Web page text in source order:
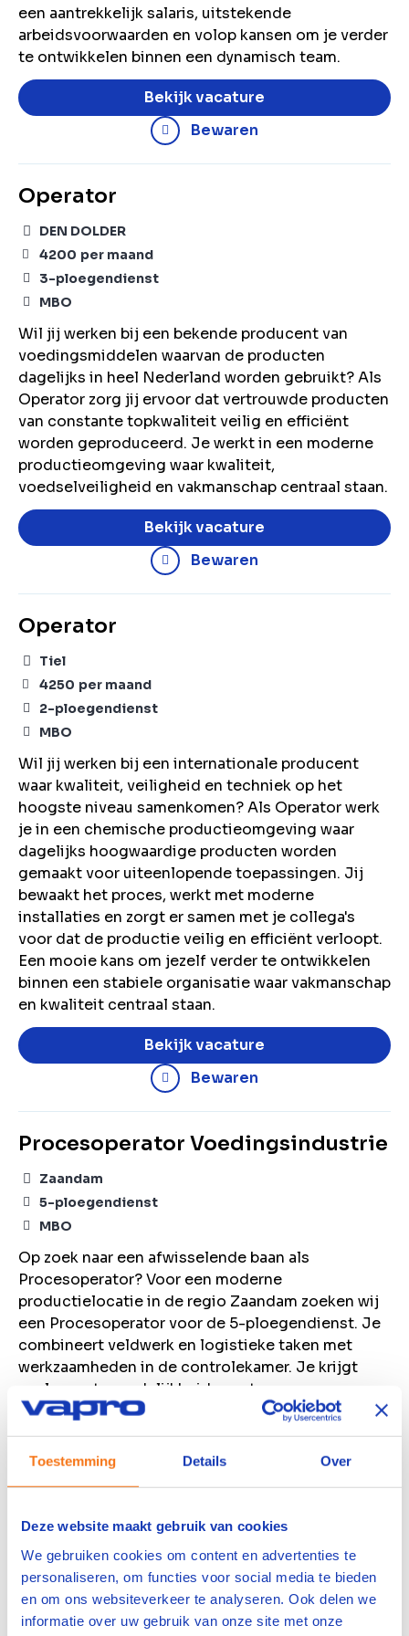
Toestemming Details Over
Deze website maakt gebruik van cookies
We gebruiken cookies om content en advertenties te
personaliseren, om functies voor social media te bieden
en om ons websiteverkeer te analyseren. Ook delen we
informatie over uw gebruik van onze site met onze
een aantrekkelijk salaris, uitstekende
arbeidsvoorwaarden en volop kansen om je verder
te ontwikkelen binnen een dynamisch team.
Bekijk vacature
Bewaren
Operator
DEN DOLDER
4200 per maand
3-ploegendienst
MBO
Wil jij werken bij een bekende producent van
voedingsmiddelen waarvan de producten
dagelijks in heel Nederland worden gebruikt? Als
Operator zorg jij ervoor dat vertrouwde producten
van constante topkwaliteit veilig en efficiënt
worden geproduceerd. Je werkt in een moderne
productieomgeving waar kwaliteit,
voedselveiligheid en vakmanschap centraal staan.
Bekijk vacature
Bewaren
Operator
Tiel
4250 per maand
2-ploegendienst
MBO
Wil jij werken bij een internationale producent
waar kwaliteit, veiligheid en techniek op het
hoogste niveau samenkomen? Als Operator werk
je in een chemische productieomgeving waar
dagelijks hoogwaardige producten worden
gemaakt voor uiteenlopende toepassingen. Jij
bewaakt het proces, werkt met moderne
installaties en zorgt er samen met je collega's
voor dat de productie veilig en efficiënt verloopt.
Een mooie kans om jezelf verder te ontwikkelen
binnen een stabiele organisatie waar vakmanschap
en kwaliteit centraal staan.
Bekijk vacature
Bewaren
Procesoperator Voedingsindustrie
Zaandam
5-ploegendienst
MBO
Op zoek naar een afwisselende baan als
Procesoperator? Voor een moderne
productielocatie in de regio Zaandam zoeken wij
een Procesoperator voor de 5-ploegendienst. Je
combineert veldwerk en logistieke taken met
werkzaamheden in de controlekamer. Je krijgt
veel verantwoordelijkheid, een team van ervaren
collega's om op terug te vallen en volop kansen
om jezelf breed te ontwikkelen.
Machine Operator
Farmsum
4000 per maand